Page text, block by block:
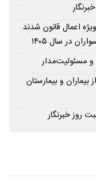
اعمال قانون شدند
مسئولیت‌مدار
و بیمارستان
روز خبرنگار